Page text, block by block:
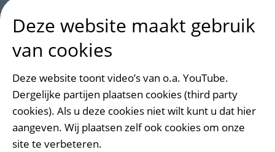
de website van FC Utrechtin het kader van onze
gezamenlijke campagne voor hartgezondheid
‘Draag die band’. Met toestemming van Evalien
delen wij het opnieuw in het kader van Dress Red
Day.
Deze website maakt gebruik
van cookies
Deze website toont video’s van o.a. YouTube.
Dergelijke partijen plaatsen cookies (third party
cookies). Als u deze cookies niet wilt kunt u dat hier
aangeven. Wij plaatsen zelf ook cookies om onze
site te verbeteren.